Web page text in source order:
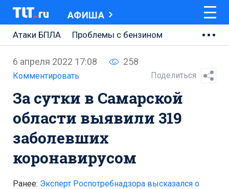
АФИША
Атаки БПЛА
Проблемы с бензином
Ремонт Центральной площади
Ремонт Обводного шоссе
Набережная Тольятти
Неделя Тольятти
6 апреля 2022 17:08 258
Комментировать Поделиться
За сутки в Самарской
области выявили 319
заболевших
коронавирусом
Ранее: Эксперт Роспотребнадзора высказался о